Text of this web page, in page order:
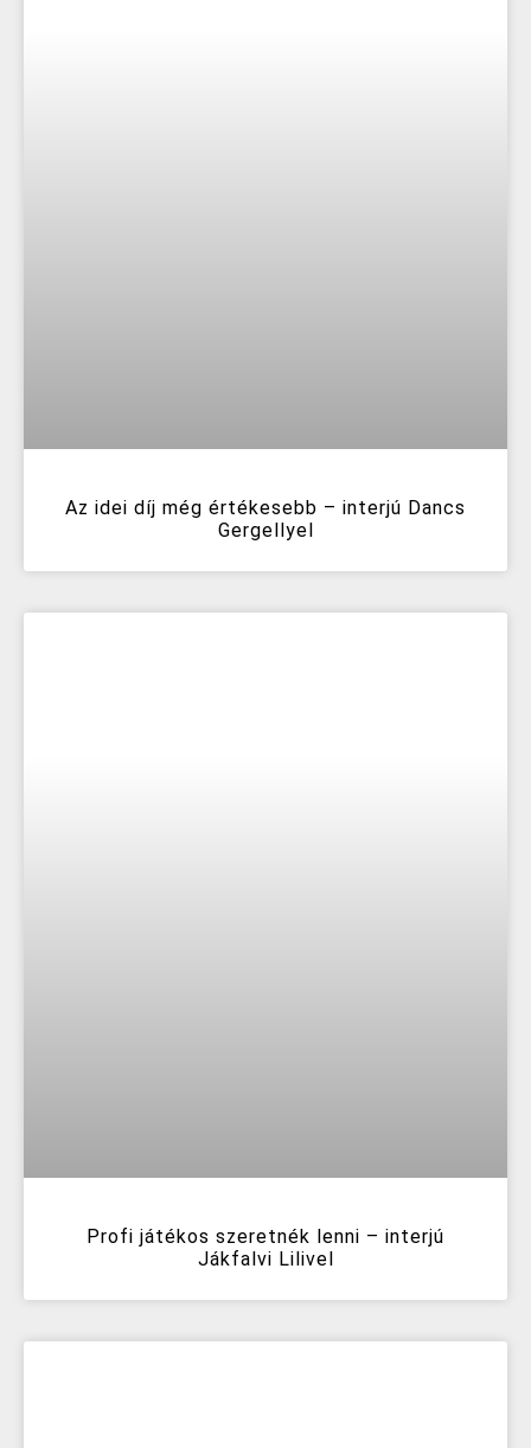
Az idei díj még értékesebb – interjú Dancs
Gergellyel
Profi játékos szeretnék lenni – interjú
Jákfalvi Lilivel